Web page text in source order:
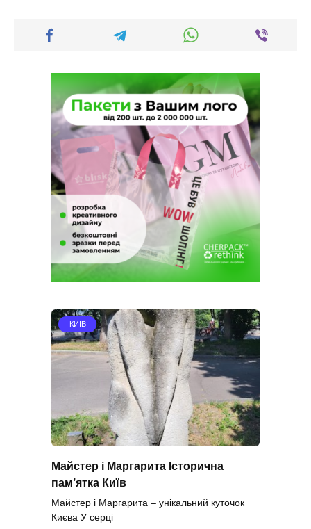
КИЇВ
Майстер і Маргарита Історична
пам’ятка Київ
Майстер і Маргарита – унікальний куточок
Києва У серці